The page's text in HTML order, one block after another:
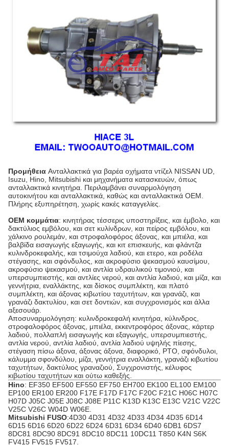
Προμήθεια Ανταλλακτικά για βαρέα οχήματα ντίζελ NISSAN UD,
Isuzu, Hino, Mitsubishi και μηχανήματα κατασκευών, όπως
ανταλλακτικά κινητήρα. Περιλαμβάνει συναρμολόγηση
αυτοκινήτου και ανταλλακτικά, καθώς και ανταλλακτικά OEM.
Πλήρης εξυπηρέτηση, χωρίς κακές καταγγελίες.
OEM κομμάτια: κινητήρας τέσσερις υποστηρίξεις, και έμβολο, και
δακτύλιος εμβόλου, και σετ κυλίνδρων, και πείρος εμβόλου, και
χάλκινο ρουλεμάν, και στροφαλοφόρος άξονας, και μπιέλα, και
βαλβίδα εισαγωγής εξαγωγής, και κιτ επισκευής, και φλάντζα
κυλινδροκεφαλής, και τσιμούχα λαδιού, και ετερο, και ροδέλα
στέγασης, και σφόνδυλος, και ακροφύσιο ψεκασμού καυσίμου,
ακροφύσιο ψεκασμού, και αντλία υδραυλικού τιμονιού, και
υπερσυμπιεστής, και αντλίες νερού, και αντλία λαδιού, και μίζα, και
γεννήτρια, εναλλάκτης, και δίσκος συμπλέκτη, και πλατό
συμπλέκτη, και άξονας κιβωτίου ταχυτήτων, και γρανάζι, και
γρανάζι δακτυλίου, και σετ δοντιών, και συγχρονισμός και άλλα
αξεσουάρ.
Αποσυναρμολόγηση: κυλινδροκεφαλή κινητήρα, κύλινδρος,
στροφαλοφόρος άξονας, μπιέλα, εκκεντροφόρος άξονας, κάρτερ
λαδιού, πολλαπλή εισαγωγής και εξαγωγής, υπερσυμπιεστής,
αντλία νερού, αντλία λαδιού, αντλία λαδιού υψηλής πίεσης,
στέγαση πίσω άξονα, άξονας άξονα, διαφορικό, PTO, σφόνδυλοι,
κάλυμμα σφονδύλου, μίζα, γεννήτρια εναλλάκτη, γρανάζι κιβωτίου
ταχυτήτων, δακτύλιος γραναζιού, Συγχρονιστής, κέλυφος
κιβωτίου ταχυτήτων και ούτω καθεξής.
Hino: EF350 EF500 EF550 EF750 EH700 EK100 EL100 EM100
EP100 ER100 ER200 F17E F17D F17C F20C F21C H06C H07C
H07D J05C J05E J08C J08E P11C K13D K13C E13C V21C V22C
V25C V26C W04D W06E.
Mitsubishi FUSO:4D30 4D31 4D32 4D33 4D34 4D35 6D14
6D15 6D16 6D20 6D22 6D24 6D31 6D34 6D40 6DB1 6DS7
8DC81 8DC90 8DC91 8DC10 8DC11 10DC11 T850 K4N S6K
FV415 FV515 FV517.